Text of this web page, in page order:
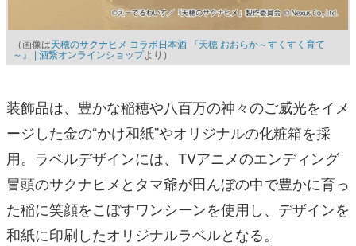
（画像は天穂のサクナヒメ コラボ日本酒 『天穂 おおらか～すくすく育て
～』 | 酒繋オンラインショップより）
装飾品は、豊かな稲穂や八百万の神々のご威光をイメ
ージした金の“かけ和紙”やオリジナルの化粧箱を採
用。ラベルデザインには、TVアニメのエンディング
冒頭のサクナヒメとタマ爺が田んぼの中で豊かに育っ
た稲に笑顔をこぼすワンシーンを使用し、デザインを
和紙に印刷したオリジナルラベルとなる。